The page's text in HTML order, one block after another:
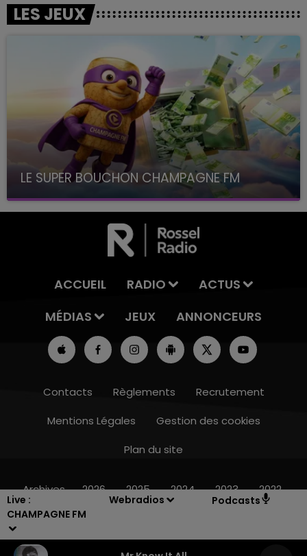
Live :
CHAMPAGNE FM
Webradios Podcasts
LES JEUX
LE SUPER BOUCHON CHAMPAGNE FM
avec La Famille Champagne FM, à 8H10
ACCUEIL RADIO
ACTUS
MÉDIAS
JEUX ANNONCEURS
Contacts Règlements
Recrutement
Mentions Légales
Gestion des cookies
Plan du site
Archives 2026 2025 2024 2023 2022